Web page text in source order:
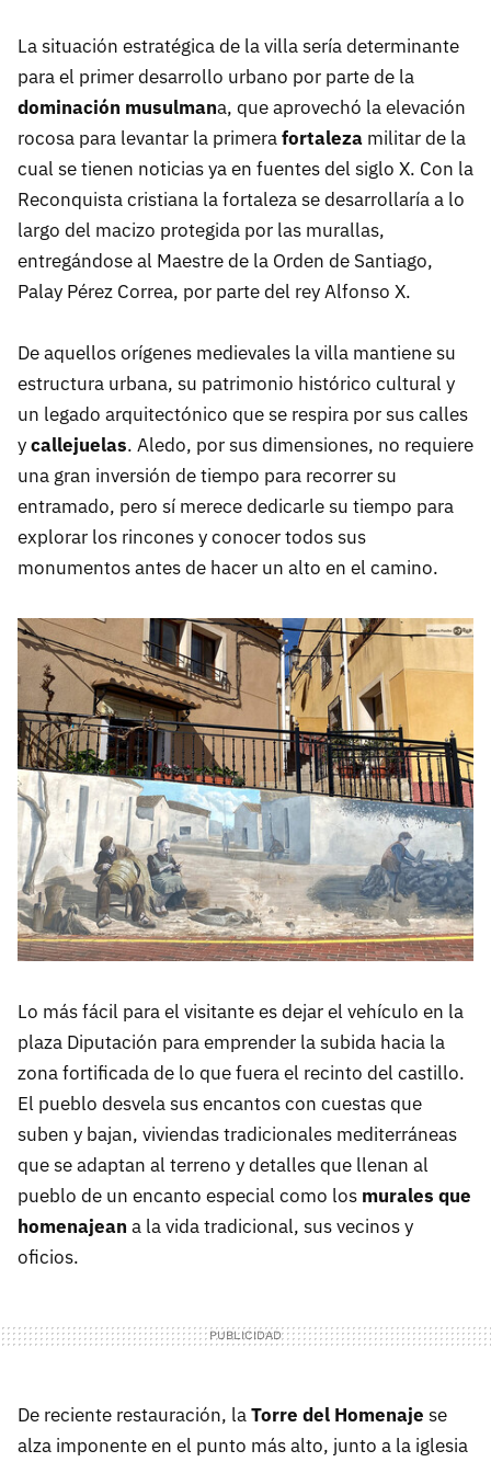
La situación estratégica de la villa sería determinante
para el primer desarrollo urbano por parte de la
dominación musulmana, que aprovechó la elevación
rocosa para levantar la primerafortaleza militar de la
cual se tienen noticias ya en fuentes del siglo X. Con la
Reconquista cristiana la fortaleza se desarrollaría a lo
largo del macizo protegida por las murallas,
entregándose al Maestre de la Orden de Santiago,
Palay Pérez Correa, por parte del rey Alfonso X.
De aquellos orígenes medievales la villa mantiene su
estructura urbana, su patrimonio histórico cultural y
un legado arquitectónico que se respira por sus calles
ycallejuelas. Aledo, por sus dimensiones, no requiere
una gran inversión de tiempo para recorrer su
entramado, pero sí merece dedicarle su tiempo para
explorar los rincones y conocer todos sus
monumentos antes de hacer un alto en el camino.
Lo más fácil para el visitante es dejar el vehículo en la
plaza Diputación para emprender la subida hacia la
zona fortificada de lo que fuera el recinto del castillo.
El pueblo desvela sus encantos con cuestas que
suben y bajan, viviendas tradicionales mediterráneas
que se adaptan al terreno y detalles que llenan al
pueblo de un encanto especial como los murales que
homenajean a la vida tradicional, sus vecinos y
oficios.
De reciente restauración, laTorre del Homenaje se
alza imponente en el punto más alto, junto a la iglesia